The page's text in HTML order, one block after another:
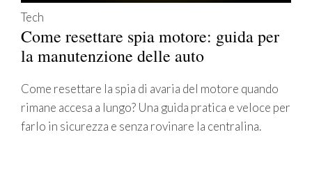
Tech
Come resettare spia motore: guida per
la manutenzione delle auto
Come resettare la spia di avaria del motore quando
rimane accesa a lungo? Una guida pratica e veloce per
farlo in sicurezza e senza rovinare la centralina.